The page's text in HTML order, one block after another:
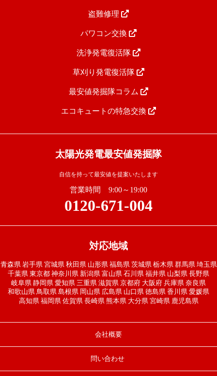
盗難修理
パワコン交換
洗浄発電復活隊
草刈り発電復活隊
最安値発掘隊コラム
エコキュートの特急交換
太陽光発電最安値発掘隊
自信を持って最安値を提案いたします
営業時間 9:00～19:00
0120-671-004
対応地域
青森県 岩手県 宮城県 秋田県 山形県 福島県 茨城県 栃木県 群馬県 埼玉県
千葉県 東京都 神奈川県 新潟県 富山県 石川県 福井県 山梨県 長野県
岐阜県 静岡県 愛知県 三重県 滋賀県 京都府 大阪府 兵庫県 奈良県
和歌山県 鳥取県 島根県 岡山県 広島県 山口県 徳島県 香川県 愛媛県
高知県 福岡県 佐賀県 長崎県 熊本県 大分県 宮崎県 鹿児島県
会社概要
問い合わせ